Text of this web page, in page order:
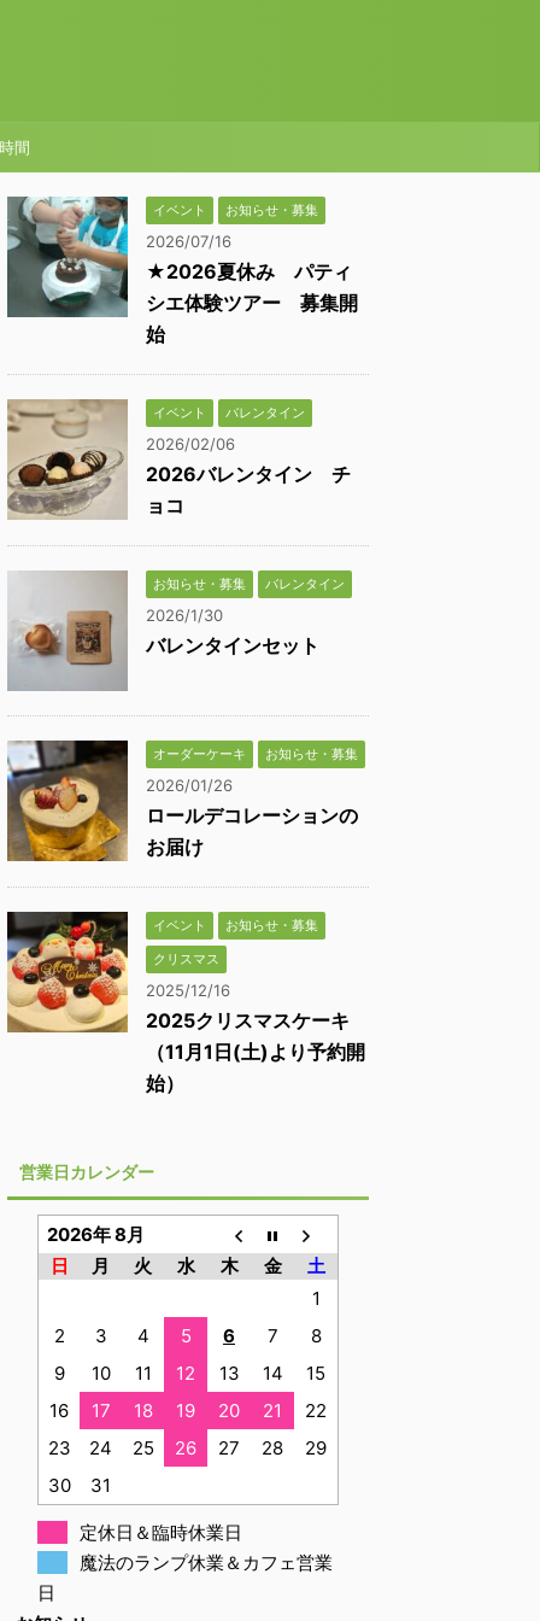
間
イベント お知らせ・募集
2026/07/16
★2026夏休み パティ
シエ体験ツアー 募集開
始
イベント バレンタイン
2026/02/06
2026バレンタイン チ
ョコ
お知らせ・募集 バレンタイン
2026/1/30
バレンタインセット
オーダーケーキ お知らせ・募集
2026/01/26
ロールデコレーションの
お届け
イベント
お知らせ・募集
クリスマス
2025/12/16
2025クリスマスケーキ
（11月1日(土)より予約開
始）
営業日カレンダー
2026年 8月
日
月 火 水 木 金
土
1
2
3 4 5 6 7
8
9
10 11 12 13 14
15
16
17 18 19 20 21
22
23
24 25 26 27 28
29
30
31
定休日＆臨時休業日
魔法のランプ休業＆カフェ営業
日